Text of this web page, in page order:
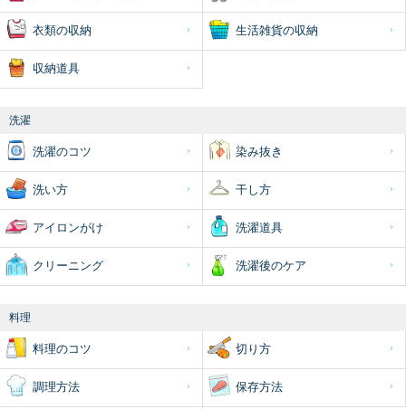
衣類の収納 生活雑貨の収納
収納道具
洗濯
洗濯のコツ 染み抜き
洗い方 干し方
アイロンがけ 洗濯道具
クリーニング 洗濯後のケア
料理
料理のコツ 切り方
調理方法 保存方法